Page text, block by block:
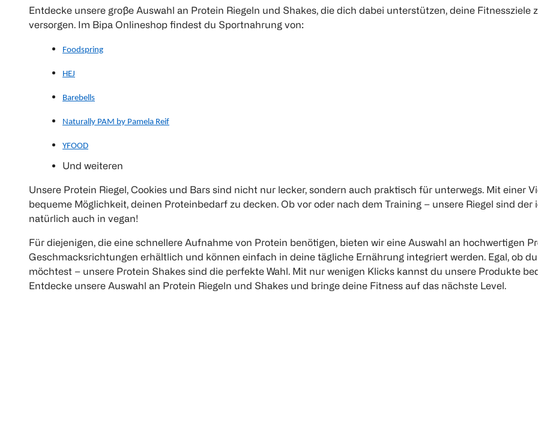
Entdecke unsere große Auswahl an Protein Riegeln und Shakes, die dich dabei unterstützen, deine
versorgen. Im Bipa Onlineshop findest du Sportnahrung von:
Foodspring
HEJ
Barebells
Naturally PAM by Pamela Reif
YFOOD
Und weiteren
Unsere Protein Riegel, Cookies und Bars sind nicht nur lecker, sondern auch praktisch für unterwegs. Mit einer
bequeme Möglichkeit, deinen Proteinbedarf zu decken. Ob vor oder nach dem Training – unsere Riegel sind
natürlich auch in vegan!
Für diejenigen, die eine schnellere Aufnahme von Protein benötigen, bieten wir eine Auswahl an hochwertigen
Geschmacksrichtungen erhältlich und können einfach in deine tägliche Ernährung integriert werden. Egal, ob
möchtest – unsere Protein Shakes sind die perfekte Wahl. Mit nur wenigen Klicks kannst du unsere Produkte
Entdecke unsere Auswahl an Protein Riegeln und Shakes und bringe deine Fitness auf das nächste Level.